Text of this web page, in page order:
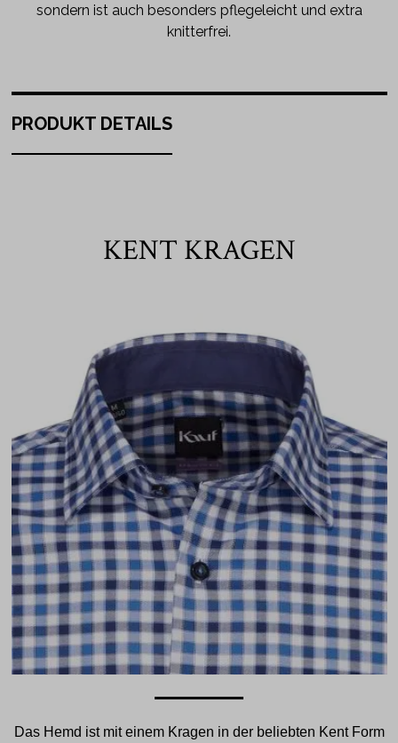
sondern ist auch besonders pflegeleicht und extra
knitterfrei.
PRODUKT DETAILS
KENT KRAGEN
Das Hemd ist mit einem Kragen in der beliebten Kent Form